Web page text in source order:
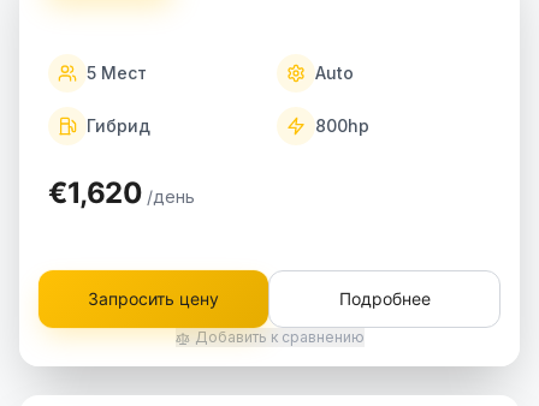
5 Мест Auto
Гибрид 800hp
€1,620 /день
Запросить цену Подробнее
Добавить к сравнению